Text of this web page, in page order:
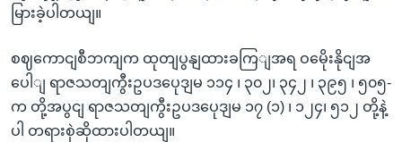
မြားခဲ့ပါတယျ။
စဈကောငျစီဘကျက ထုတျပွနျထားခကြျအရ ဝမေိုးနိုငျအ
ပေါျ ရာဇသတျကွီးဥပဒပေုဒျမ ၁၁၄ ၊ ၃၀၂၊ ၃၄၂ ၊ ၃၉၅ ၊ ၅၀၅-
က တို့အပွငျ ရာဇသတျကွီးဥပဒပေုဒျမ ၁၇ (၁) ၊ ၁၂၄၊ ၅၁၂ တို့နဲ့
ပါ တရားစှဲဆိုထားပါတယျ။